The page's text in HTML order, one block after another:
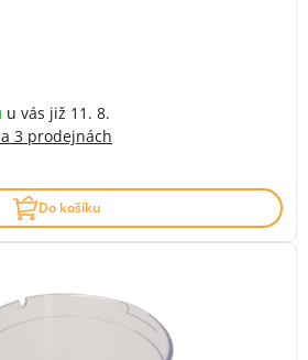
u vás již 11. 8.
3 prodejnách
Do košíku